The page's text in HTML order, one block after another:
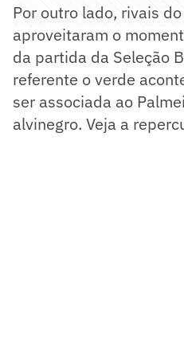
Por outro lado, rivais
aproveitaram o
da partida da Seleção
referente o verde
ser associada ao
alvinegro. Veja a